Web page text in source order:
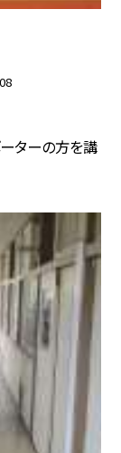
ターの方を講